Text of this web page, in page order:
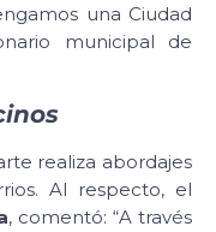
una Ciudad
municipal de
realiza abordajes
Al respecto, el
, comentó: “A través